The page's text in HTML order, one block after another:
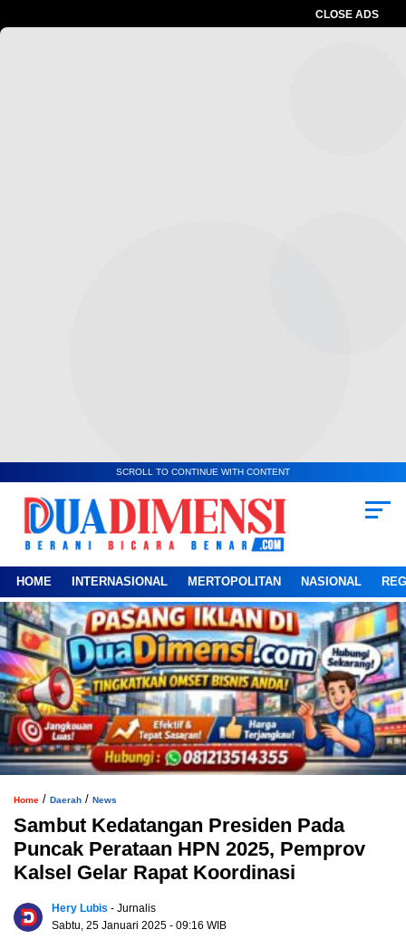
CLOSE ADS
SCROLL TO CONTINUE WITH CONTENT
HOME INTERNASIONAL MERTOPOLITAN NASIONAL
Home / Daerah / News
Sambut Kedatangan Presiden Pada
Puncak Perataan HPN 2025, Pemprov
Kalsel Gelar Rapat Koordinasi
Hery Lubis - Jurnalis
Sabtu, 25 Januari 2025 - 09:16 WIB